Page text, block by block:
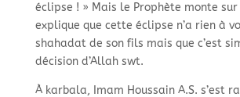
éclipse ! » Mais le Prophète monte
explique que cette éclipse n’a rien à
shahadat de son fils mais que c’est
décision d’Allah swt.
À karbala, Imam Houssain A.S. s’est